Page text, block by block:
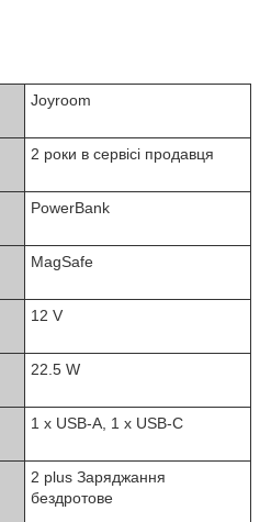
Joyroom
2 роки в сервісі продавця
PowerBank
MagSafe
12 V
22.5 W
1 x USB-A, 1 x USB-C
2 plus Заряджання
бездротове